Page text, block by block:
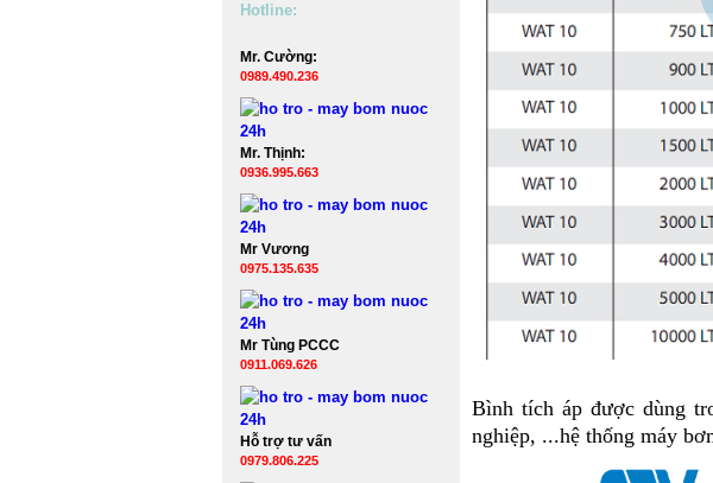
Hotline:
Mr. Cường:
0989.490.236
Mr. Thịnh:
0936.995.663
Mr Vương
0975.135.635
Mr Tùng PCCC
0911.069.626
Hỗ trợ tư vấn
0979.806.225
Bình tích áp được dùng
nghiệp, ...hệ thống máy